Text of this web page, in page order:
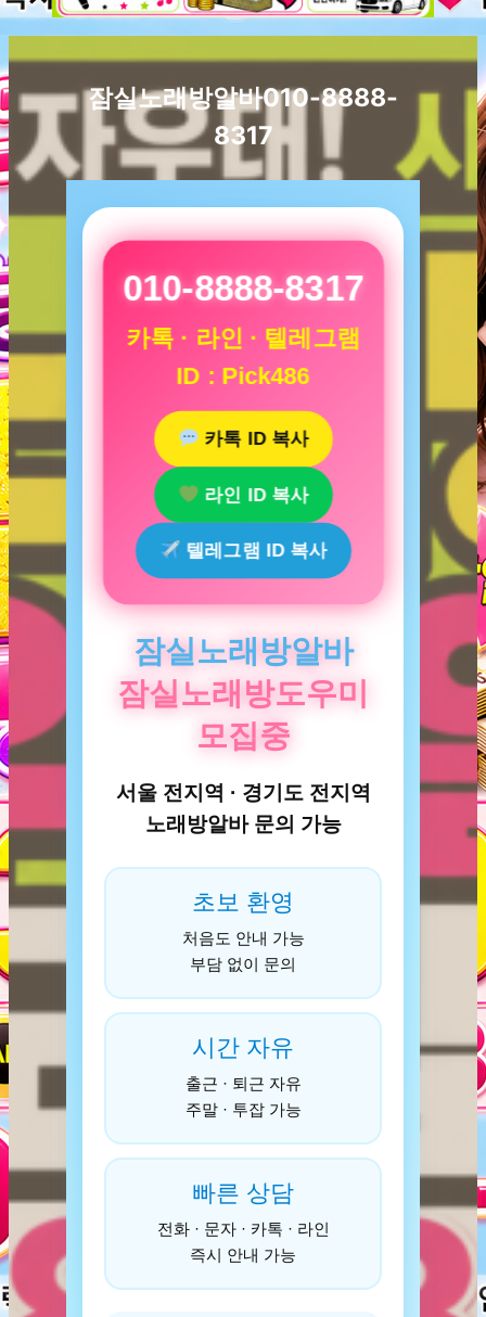
잠실노래방알바010-8888-
8317
010-8888-8317
카톡 · 라인 · 텔레그램
ID : Pick486
카톡 ID 복사
라인 ID 복사
텔레그램 ID 복사
잠실노래방알바
잠실노래방도우미
모집중
서울 전지역 · 경기도 전지역
노래방알바 문의 가능
초보 환영
처음도 안내 가능
부담 없이 문의
시간 자유
출근 · 퇴근 자유
주말 · 투잡 가능
빠른 상담
전화 · 문자 · 카톡 · 라인
즉시 안내 가능